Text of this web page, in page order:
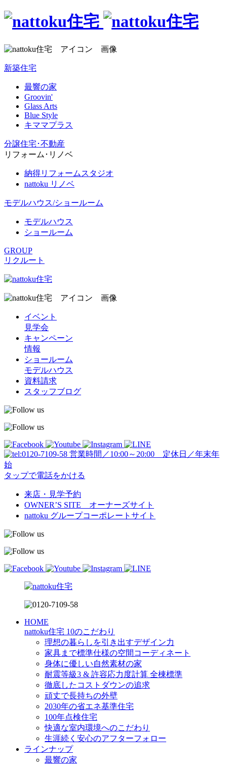
新築住宅
最響の家
Groovin'
Glass Arts
Blue Style
キママプラス
分譲住宅･不動産
リフォーム･リノベ
納得リフォームスタジオ
nattoku リノベ
モデルハウス/ショールーム
モデルハウス
ショールーム
GROUP
リクルート
イベント
見学会
キャンペーン
情報
ショールーム
モデルハウス
資料請求
スタッフブログ
営業時間／10:00～20:00 定休日／年末年
始
タップで電話をかける
来店・見学予約
OWNER’S SITE オーナーズサイト
nattoku グループコーポレートサイト
HOME
nattoku住宅 10のこだわり
理想の暮らしを引き出すデザイン力
家具まで標準仕様の空間コーディネート
身体に優しい自然素材の家
耐震等級3 & 許容応力度計算 全棟標準
徹底したコストダウンの追求
頑丈で長持ちの外壁
2030年の省エネ基準住宅
100年点検住宅
快適な室内環境へのこだわり
生涯続く安心のアフターフォロー
ラインナップ
最響の家